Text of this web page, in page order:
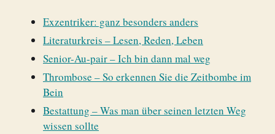
Exzentriker: ganz besonders anders
Literaturkreis – Lesen, Reden, Leben
Senior-Au-pair – Ich bin dann mal weg
Thrombose – So erkennen Sie die Zeitbombe im
Bein
Bestattung – Was man über seinen letzten Weg
wissen sollte